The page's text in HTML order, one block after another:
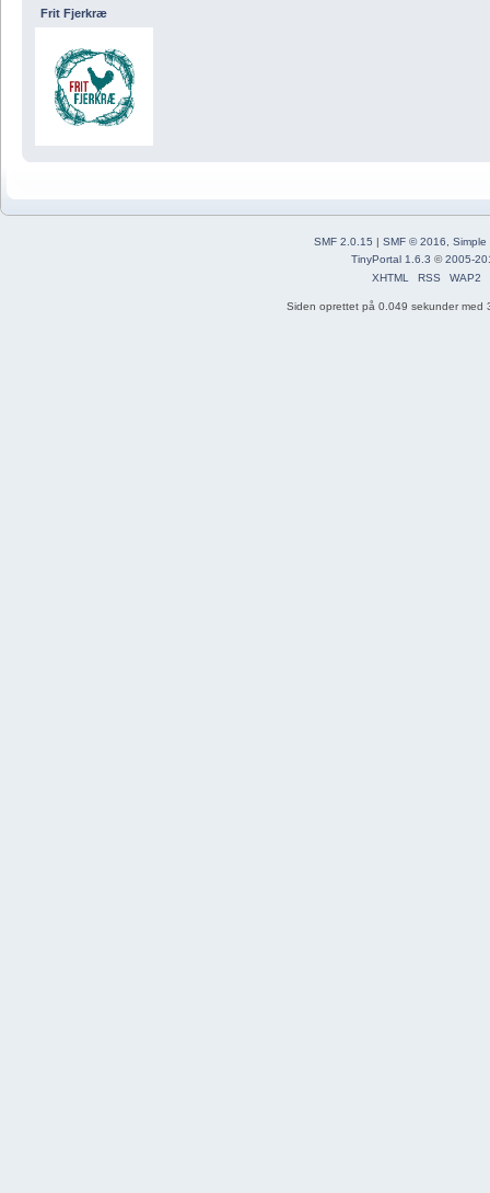
Frit Fjerkræ
SMF 2.0.15 | SMF © 2016
Simple
TinyPortal 1.6.3 ©2005-
XHTML
RSS WAP2
Siden oprettet på 0.049 sekunder med